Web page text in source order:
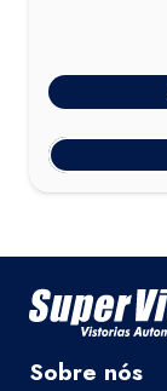
Sobre nós